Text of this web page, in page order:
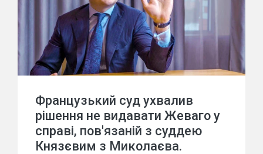
Французький суд ухвалив
рішення не видавати Жеваго у
справі, пов'язаній з суддею
Князєвим з Миколаєва.